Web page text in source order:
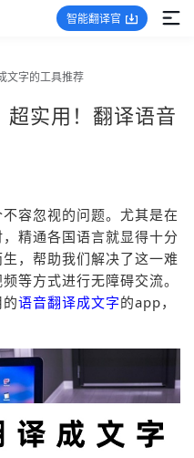
智能翻译官
文字的工具推荐
超实用！翻译语音
容忽视的问题。尤其是在
精通各国语言就显得十分
，帮助我们解决了这一难
等方式进行无障碍交流。
语音翻译成文字的app，